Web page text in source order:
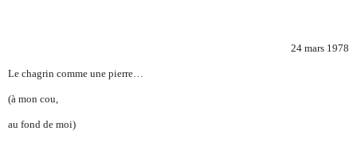
24 mars 1978
Le chagrin comme une pierre…
(à mon cou,
au fond de moi)